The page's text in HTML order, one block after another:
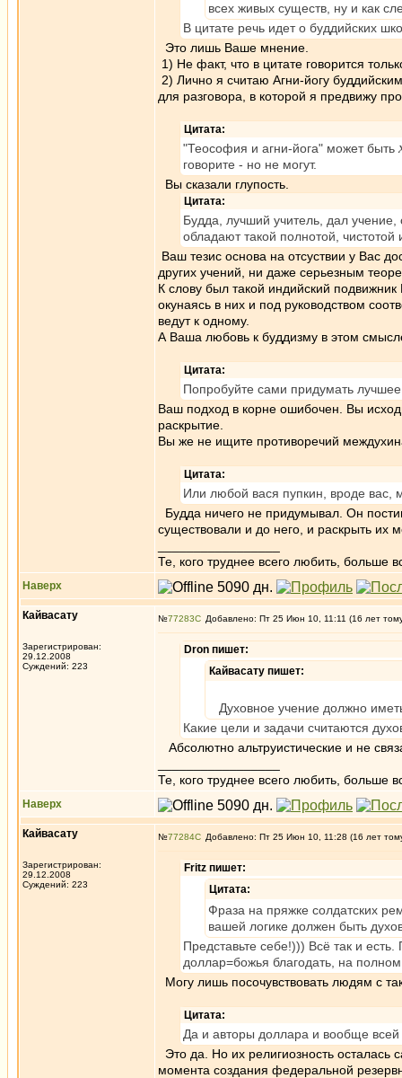
всех живых существ, ну и как
В цитате речь идет о буддийских
Это лишь Ваше мнение.
1) Не факт, что в цитате говорится
2) Лично я считаю Агни-йогу
для разговора, в которой я предвижу
Цитата:
"Теософия и агни-йога" может быть
говорите - но не могут.
Вы сказали глупость.
Цитата:
Будда, лучший учитель, дал
обладают такой полнотой,
Ваш тезис основа на отсуствии у Вас
других учений, ни даже серьезным
К слову был такой индийский
окунаясь в них и под руководством
ведут к одному.
А Ваша любовь к буддизму в этом
Цитата:
Попробуйте сами придумать
Ваш подход в корне ошибочен. Вы
раскрытие.
Вы же не ищите противоречий
Цитата:
Или любой вася пупкин, вроде вас,
Будда ничего не придумывал. Он
существовали и до него, и раскрыть
Те, кого труднее всего любить, больше
Наверх
Кайвасату
Зарегистрирован:
29.12.2008
Суждений: 223
№77283 Добавлено: Пт 25 Июн 10, 11:11 (16 лет
Dron пишет:
Кайвасату пишет:
Духовное учение должно
Какие цели и задачи считаются
Абсолютно альтруистические и не
Те, кого труднее всего любить, больше
Наверх
Кайвасату
Зарегистрирован:
29.12.2008
Суждений: 223
№77284 Добавлено: Пт 25 Июн 10, 11:28 (16 лет
Fritz пишет:
Цитата:
Фраза на пряжке солдатских
вашей логике должен быть
Представьте себе!))) Всё так и
доллар=божья благодать, на
Могу лишь посочувствовать людям с
Цитата:
Да и авторы доллара и вообще
Это да. Но их религиозность осталась
момента создания федеральной